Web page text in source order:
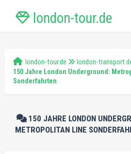
london-tour.de
london-tour.de london-
150 Jahre London Underground:
Sonderfahrten
150 JAHRE LONDON
METROPOLITAN LINE